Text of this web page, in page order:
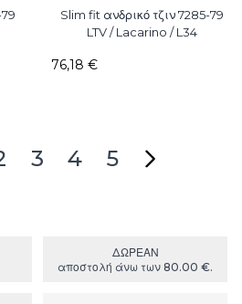
ΔΩΡΕΑΝ
αποστολή άνω των 80.00 €.
Slim fit ανδρικό τζιν 7285-79
LTV / Lacarino / L34
76,18 €
αυτή τη
Σελίδα
3 Σελίδα
4 Σελίδα
5